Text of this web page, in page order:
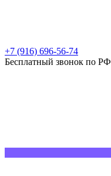
+7 (916) 696-56-74
Бесплатный звонок по РФ